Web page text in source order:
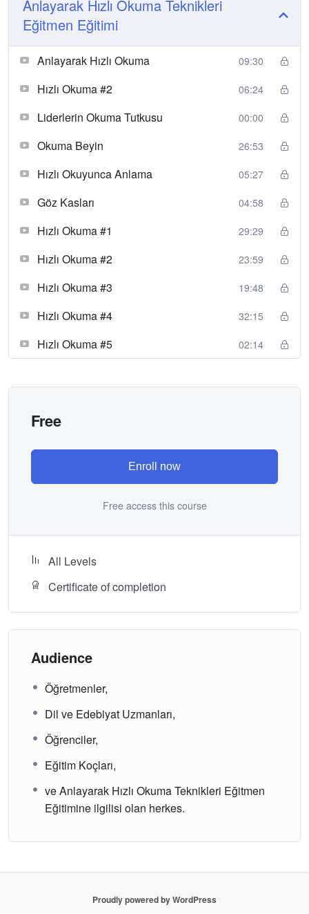
Anlayarak Hızlı Okuma Teknikleri
Eğitmen Eğitimi
Anlayarak Hızlı Okuma 09:30
Hızlı Okuma #2 06:24
Liderlerin Okuma Tutkusu 00:00
Okuma Beyin 26:53
Hızlı Okuyunca Anlama 05:27
Göz Kasları 04:58
Hızlı Okuma #1 29:29
Hızlı Okuma #2 23:59
Hızlı Okuma #3 19:48
Hızlı Okuma #4 32:15
Hızlı Okuma #5 02:14
Free
Enroll now
Free access this course
All Levels
Certificate of completion
Audience
Öğretmenler,
Dil ve Edebiyat Uzmanları,
Öğrenciler,
Eğitim Koçları,
ve Anlayarak Hızlı Okuma Teknikleri Eğitmen
Eğitimine ilgilisi olan herkes.
Proudly powered by WordPress